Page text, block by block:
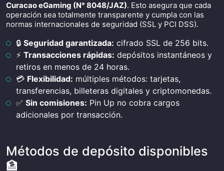
Curacao eGaming (N° 8048/JAZ). Esto asegura que cada
operación sea totalmente transparente y cumpla con las
normas internacionales de seguridad (SSL y PCI DSS).
🔒 Seguridad garantizada: cifrado SSL de 256 bits.
⚡ Transacciones rápidas: depósitos instantáneos y
retiros en menos de 24 horas.
💳 Flexibilidad: múltiples métodos: tarjetas,
transferencias, billeteras digitales y criptomonedas.
✅ Sin comisiones: Pin Up no cobra cargos
adicionales por transacción.
Métodos de depósito disponibles
🏦